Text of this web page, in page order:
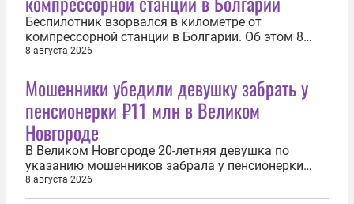
тот находился на расстоянии около 500 м от
береговой...
Беспилотник взорвался в километре от
компрессорной станции в Болгарии. Об этом 8
август сообщил премьер-министр республики
Румен Радев. Дрон вошел в воздушное
пространство Болгарии из Румынии в 8:10 мск и
взорвался, отлетев на 100 м от границы. Глава
болгарского правительства отметил, что...
8 августа 2026
Мошенники убедили девушку забрать у
пенсионерки ₽11 млн в Великом
Новгороде
В Великом Новгороде 20-летняя девушка по
указанию мошенников забрала у пенсионерки
сумку с наличными на сумму в более чем 11 млн
рублей. Об этом 8 августа сообщила прокуратура
8 августа 2026